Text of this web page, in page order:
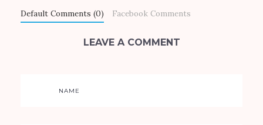
Default Comments (0) Facebook Comments
LEAVE A COMMENT
NAME